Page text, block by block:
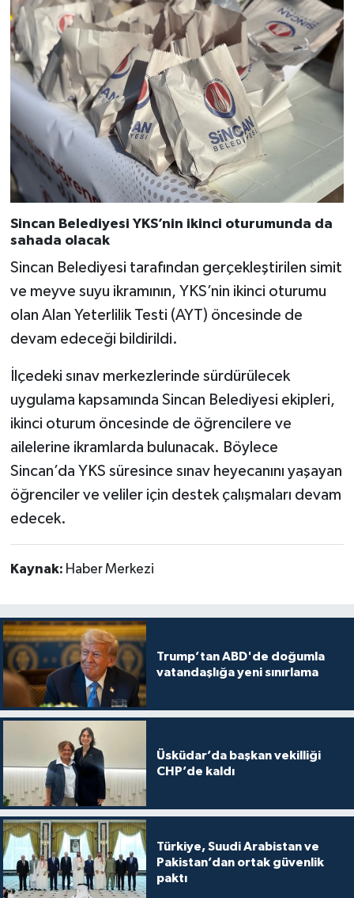
Sincan Belediyesi YKS’nin ikinci oturumunda da
sahada olacak
Sincan Belediyesi tarafından gerçekleştirilen simit
ve meyve suyu ikramının, YKS’nin ikinci oturumu
olan Alan Yeterlilik Testi (AYT) öncesinde de
devam edeceği bildirildi.
İlçedeki sınav merkezlerinde sürdürülecek
uygulama kapsamında Sincan Belediyesi ekipleri,
ikinci oturum öncesinde de öğrencilere ve
ailelerine ikramlarda bulunacak. Böylece
Sincan’da YKS süresince sınav heyecanını yaşayan
öğrenciler ve veliler için destek çalışmaları devam
edecek.
Kaynak: Haber Merkezi
Trump’tan ABD'de doğumla
vatandaşlığa yeni sınırlama
Üsküdar’da başkan vekilliği
CHP’de kaldı
Türkiye, Suudi Arabistan ve
Pakistan’dan ortak güvenlik
paktı